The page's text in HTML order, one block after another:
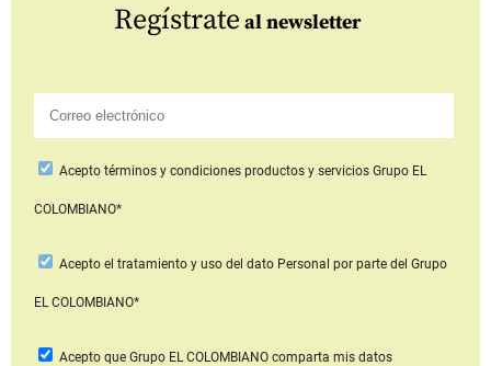
Regístrate al newsletter
Aceptotérminos y condiciones productos y serviciosGrupo EL
COLOMBIANO*
Acepto el tratamiento y uso del dato Personal por parte del Grupo
EL COLOMBIANO*
Acepto que Grupo EL COLOMBIANOcomparta mis datos